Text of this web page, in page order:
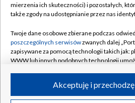
Naziemna Telewizja Cyfrowa
Rada Programowa
System NOS
Informacje o nadawcy
Program dla prasy
Pomoc
Kontakt
Kanały
©2026 Telewizja Polska
mierzenia ich skuteczności) i pozostałych,
także zgody na udostępnianie przez nas
Twoje dane osobowe zbierane podczas
poszczególnych serwisówzwanych dalej
zapisywane za pomocą technologii takich jak:
WWW lub innych podobnych technologii
ruchu w Internecie.Akceptuję i